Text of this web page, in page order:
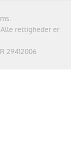
rettigheder er
29412006